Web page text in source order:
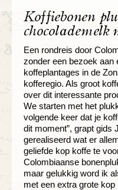
Koffiebonen
chocolademelk
Een rondreis door
zonder een bezoek aan
koffeplantages in de
kofferegio. Als groot
over dit interessante
We starten met het
volgende keer dat je
dit moment”, grapt gids
gerealiseerd wat er
geliefde kop koffe te
Colombiaanse
maar gelukkig word ik
met een extra grote kop